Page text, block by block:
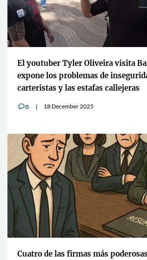
El youtuber Tyler Oliveira visita
expone los problemas de
carteristas y las estafas callejeras
v0 18 December 2025
Cuatro de las firmas más